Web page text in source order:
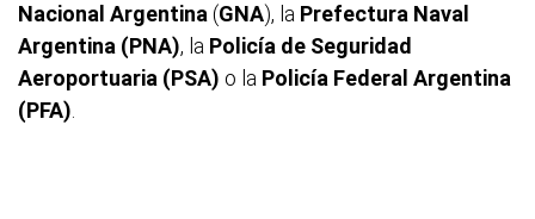
Nacional Argentina (GNA), la Prefectura Naval
Argentina (PNA), la Policía de Seguridad
Aeroportuaria (PSA) o la Policía Federal Argentina
(PFA)